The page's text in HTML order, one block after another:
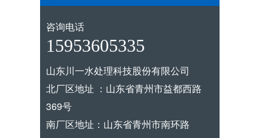
咨询电话
15953605335
山东川一水处理科技股份有限公司
北厂区地址 ：山东省青州市益都西路
369号
南厂区地址：山东省青州市南环路